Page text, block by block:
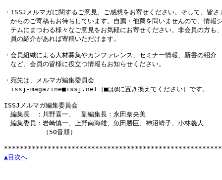
・ISSJメルマガに関するご意見、ご感想をお寄せください。そして、皆さ
からのご寄稿もお待ちしています。自薦・他薦を問いませんので、情報
テムにまつわる様々なご意見をお気軽にお寄せください。非会員の方も
員の紹介があれば寄稿いただけます。
・会員組織による人材募集やカンファレンス、セミナー情報、新書の紹介
など、会員の皆様に役立つ情報もお知らせください。
・宛先は、メルマガ編集委員会
issj-magazine■issj.net（■は@に置き換えてください）です。
ISSJメルマガ編集委員会
編集長　：川野喜一、　副編集長：永田奈央美
編集委員：岩崎慎一、上野南海雄、魚田勝臣、神沼靖子、小林義人
（50音順）
▲目次へ